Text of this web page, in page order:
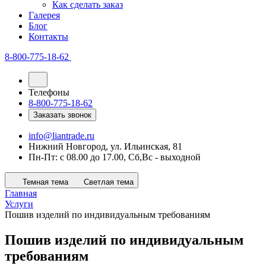
Как сделать заказ
Галерея
Блог
Контакты
8-800-775-18-62
Телефоны
8-800-775-18-62
Заказать звонок
info@liantrade.ru
Нижний Новгород, ул. Ильинская, 81
Пн-Пт: c 08.00 до 17.00, Cб,Вс - выходной
Темная тема Светлая тема
Главная
Услуги
Пошив изделий по индивидуальным требованиям
Пошив изделий по индивидуальным
требованиям